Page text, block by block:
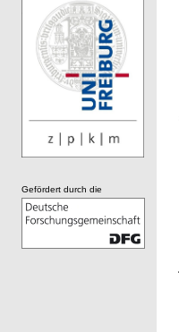
Gefördert durch die